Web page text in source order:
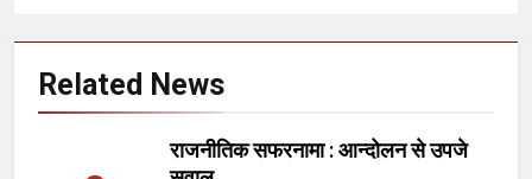
Related News
राजनीतिक सफरनामा : आन्दोलन से उपजे